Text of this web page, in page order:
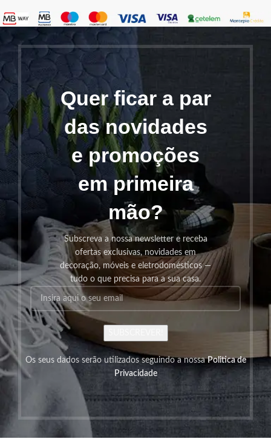
Quer ficar a par
das novidades
e promoções
em primeira
mão?
Subscreva a nossa newsletter e receba
ofertas exclusivas, novidades em
decoração, móveis e eletrodomésticos —
tudo o que precisa para a sua casa.
Os seus dados serão utilizados seguindo a nossaPolitica de
Privacidade